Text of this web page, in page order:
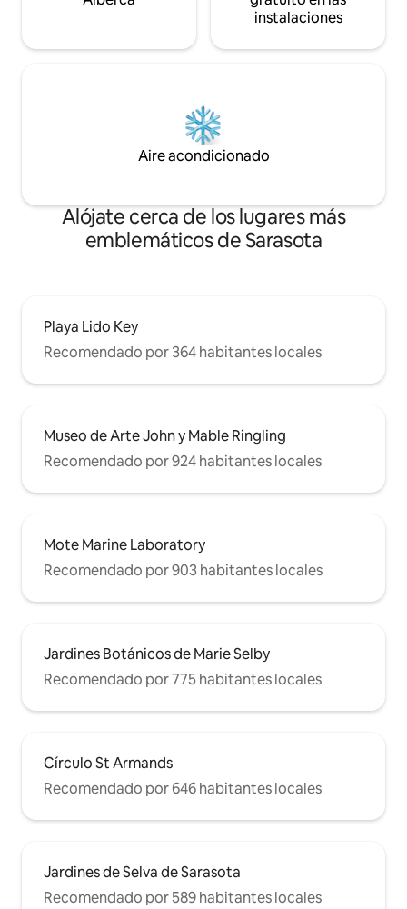
instalaciones
Aire acondicionado
Alójate cerca de los lugares más
emblemáticos de Sarasota
Playa Lido Key
Recomendado por 364 habitantes locales
Museo de Arte John y Mable Ringling
Recomendado por 924 habitantes locales
Mote Marine Laboratory
Recomendado por 903 habitantes locales
Jardines Botánicos de Marie Selby
Recomendado por 775 habitantes locales
Círculo St Armands
Recomendado por 646 habitantes locales
Jardines de Selva de Sarasota
Recomendado por 589 habitantes locales